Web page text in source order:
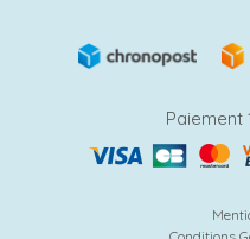
Paiement